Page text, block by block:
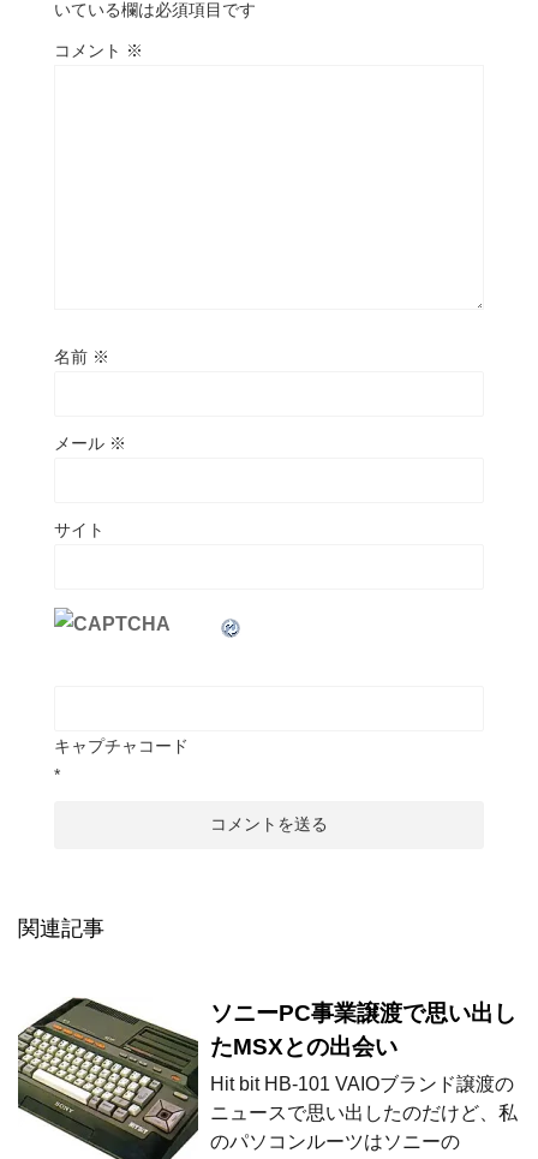
いている欄は必須項目です
コメント ※
名前 ※
メール ※
サイト
キャプチャコード
*
関連記事
ソニーPC事業譲渡で思い出し
たMSXとの出会い
Hit bit HB-101 VAIOブランド譲渡の
ニュースで思い出したのだけど、私
のパソコンルーツはソニーの